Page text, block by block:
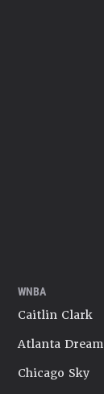
WNBA
Caitlin Clark
Atlanta Dream
Chicago Sky